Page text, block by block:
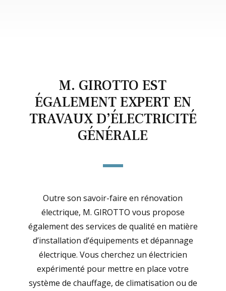
M. GIROTTO EST
ÉGALEMENT EXPERT EN
TRAVAUX D’ÉLECTRICITÉ
GÉNÉRALE
Outre son savoir-faire en rénovation
électrique, M. GIROTTO vous propose
également des services de qualité en matière
d’installation d’équipements et dépannage
électrique. Vous cherchez un électricien
expérimenté pour mettre en place votre
système de chauffage, de climatisation ou de